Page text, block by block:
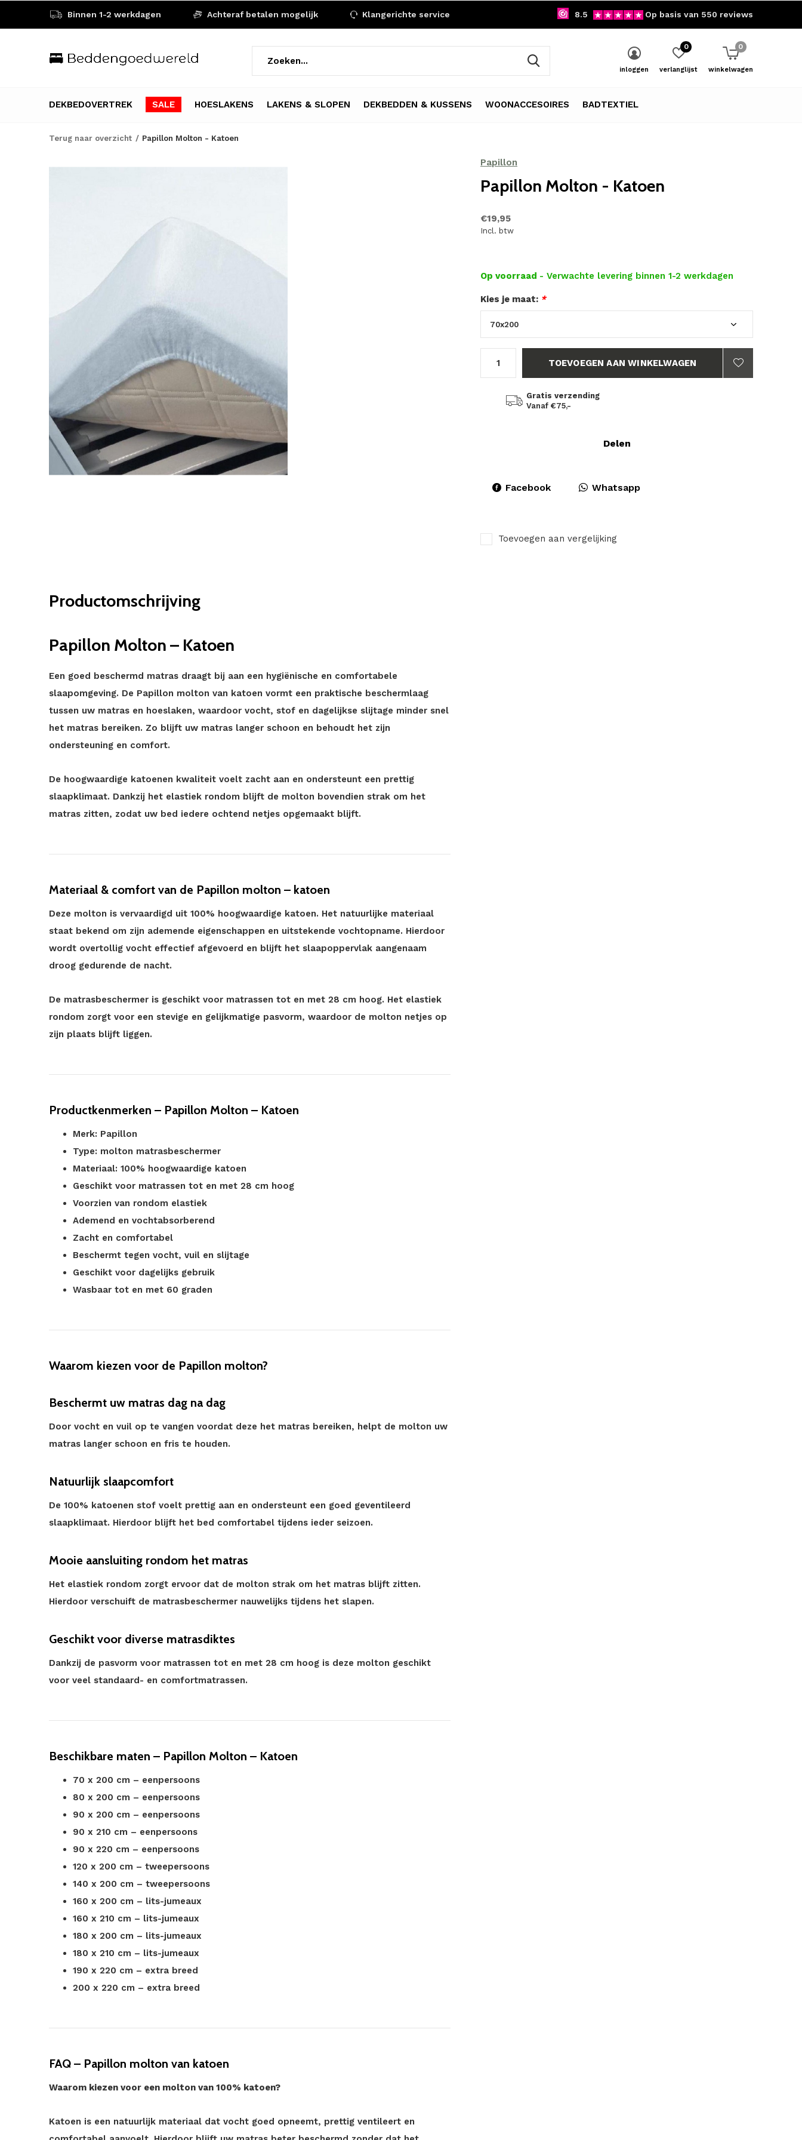
DEKBEDOVERTREK SALE HOESLAKENS LAKENS & SLOPEN DEKBEDDEN & KUSSENS WOONACCESOIRES BADTEXTIEL
inloggen verlanglijst
0
winkelwagen
0
Binnen 1-2 werkdagen Achteraf betalen mogelijk Klangerichte service 8.5 Op basis van 550 reviews
Terug naar overzicht Papillon Molton - Katoen
Papillon
Papillon Molton - Katoen
€19,95
Incl. btw
Op voorraad - Verwachte levering binnen 1-2 werkdagen
Kies je maat: *
TOEVOEGEN AAN WINKELWAGEN
Gratis verzending
Vanaf €75,-
Delen
Facebook Whatsapp
Toevoegen aan vergelijking
Productomschrijving
Papillon Molton – Katoen
Een goed beschermd matras draagt bij aan een hygiënische en comfortabele
slaapomgeving. De Papillon molton van katoen vormt een praktische beschermlaag
tussen uw matras en hoeslaken, waardoor vocht, stof en dagelijkse slijtage minder snel
het matras bereiken. Zo blijft uw matras langer schoon en behoudt het zijn
ondersteuning en comfort.
De hoogwaardige katoenen kwaliteit voelt zacht aan en ondersteunt een prettig
slaapklimaat. Dankzij het elastiek rondom blijft de molton bovendien strak om het
matras zitten, zodat uw bed iedere ochtend netjes opgemaakt blijft.
Materiaal & comfort van de Papillon molton – katoen
Deze molton is vervaardigd uit 100% hoogwaardige katoen. Het natuurlijke materiaal
staat bekend om zijn ademende eigenschappen en uitstekende vochtopname. Hierdoor
wordt overtollig vocht effectief afgevoerd en blijft het slaapoppervlak aangenaam
droog gedurende de nacht.
De matrasbeschermer is geschikt voor matrassen tot en met 28 cm hoog. Het elastiek
rondom zorgt voor een stevige en gelijkmatige pasvorm, waardoor de molton netjes op
zijn plaats blijft liggen.
Productkenmerken – Papillon Molton – Katoen
Merk: Papillon
Type: molton matrasbeschermer
Materiaal: 100% hoogwaardige katoen
Geschikt voor matrassen tot en met 28 cm hoog
Voorzien van rondom elastiek
Ademend en vochtabsorberend
Zacht en comfortabel
Beschermt tegen vocht, vuil en slijtage
Geschikt voor dagelijks gebruik
Wasbaar tot en met 60 graden
Waarom kiezen voor de Papillon molton?
Beschermt uw matras dag na dag
Door vocht en vuil op te vangen voordat deze het matras bereiken, helpt de molton uw
matras langer schoon en fris te houden.
Natuurlijk slaapcomfort
De 100% katoenen stof voelt prettig aan en ondersteunt een goed geventileerd
slaapklimaat. Hierdoor blijft het bed comfortabel tijdens ieder seizoen.
Mooie aansluiting rondom het matras
Het elastiek rondom zorgt ervoor dat de molton strak om het matras blijft zitten.
Hierdoor verschuift de matrasbeschermer nauwelijks tijdens het slapen.
Geschikt voor diverse matrasdiktes
Dankzij de pasvorm voor matrassen tot en met 28 cm hoog is deze molton geschikt
voor veel standaard- en comfortmatrassen.
Beschikbare maten – Papillon Molton – Katoen
70 x 200 cm – eenpersoons
80 x 200 cm – eenpersoons
90 x 200 cm – eenpersoons
90 x 210 cm – eenpersoons
90 x 220 cm – eenpersoons
120 x 200 cm – tweepersoons
140 x 200 cm – tweepersoons
160 x 200 cm – lits-jumeaux
160 x 210 cm – lits-jumeaux
180 x 200 cm – lits-jumeaux
180 x 210 cm – lits-jumeaux
190 x 220 cm – extra breed
200 x 220 cm – extra breed
FAQ – Papillon molton van katoen
Waarom kiezen voor een molton van 100% katoen?
Katoen is een natuurlijk materiaal dat vocht goed opneemt, prettig ventileert en